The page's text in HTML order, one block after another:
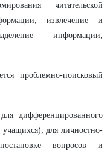
читательской
извлечение и
информации,
проблемно-поисковый
дифференцированного
для личностно-
вопросов и